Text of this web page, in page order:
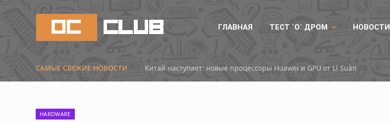
ГЛАВНАЯ ТЕСТ `О` ДРОМ НОВОСТИ
САМЫЕ СВЕЖИЕ НОВОСТИ Китай наступает: новые процессоры Huawei и GPU от Lì Suàn
HARDWARE